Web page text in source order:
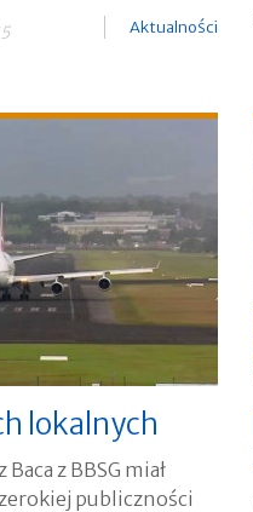
Aktualności
lokalnych
z BBSG miał
publiczności